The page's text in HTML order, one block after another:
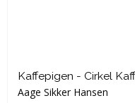
Kaffepigen - Cirkel
Aage Sikker Hansen